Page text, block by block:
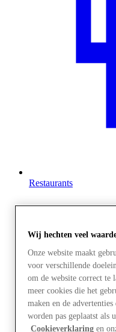
Restaurants
Wij hechten veel
Onze website maakt
voor verschillende
om de website correct te
meer cookies die het
maken en de
worden pas geplaatst als
Cookieverklaring en